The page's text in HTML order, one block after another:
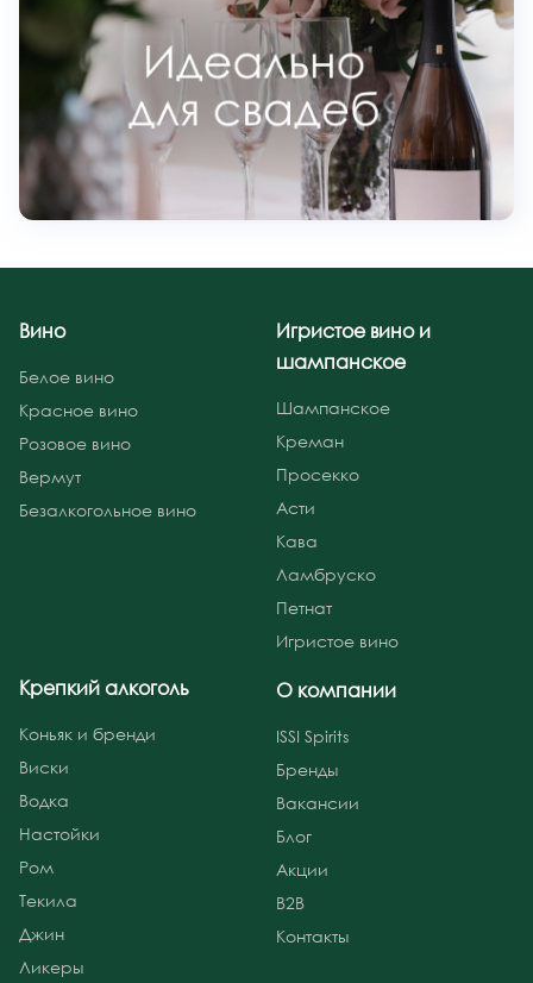
Вино
Белое вино
Красное вино
Розовое вино
Вермут
Безалкогольное вино
Игристое вино и
шампанское
Шампанское
Креман
Просекко
Асти
Кава
Ламбруско
Петнат
Игристое вино
Крепкий алкоголь
Коньяк и бренди
Виски
Водка
Настойки
Ром
Текила
Джин
Ликеры
О компании
ISSI Spirits
Бренды
Вакансии
Блог
Акции
B2B
Контакты